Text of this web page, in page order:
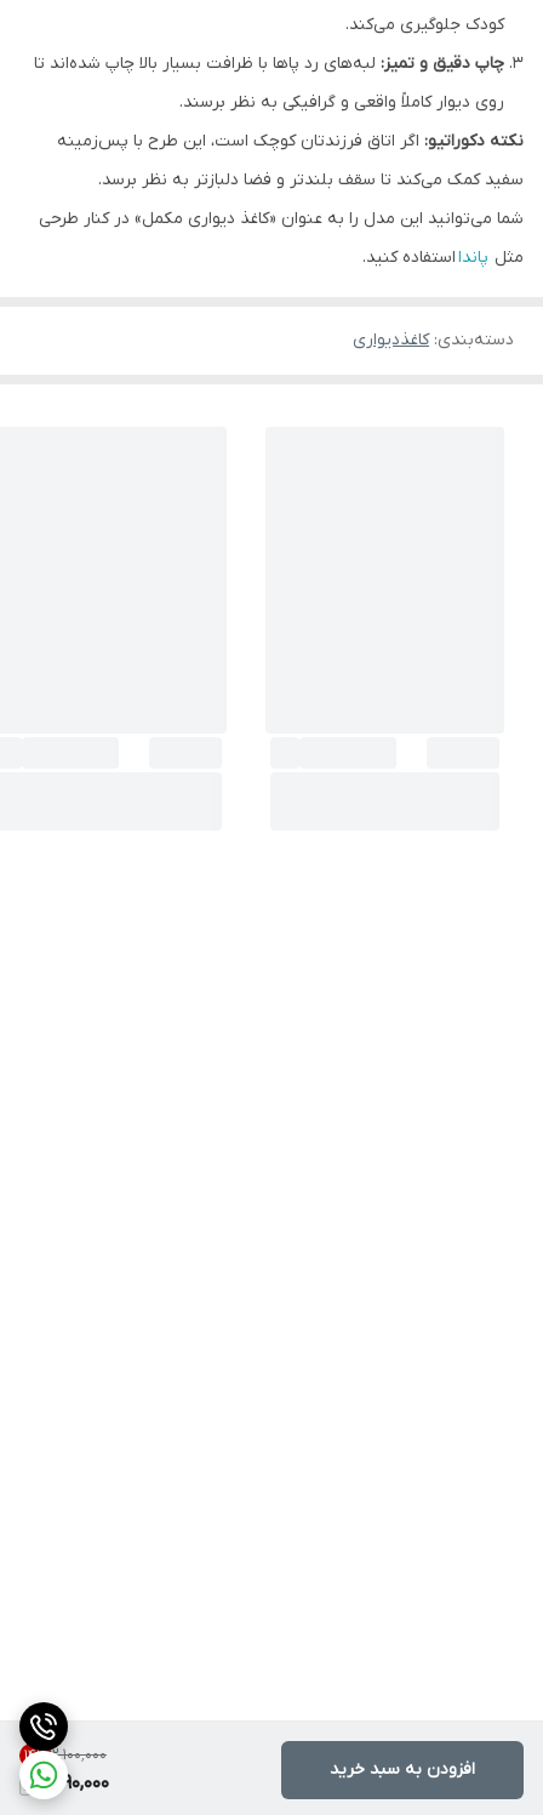
۲٬۱۰۰٬۰۰۰ 14%
1,790,000
افزودن به سبد خرید
کودک جلوگیری می‌کند.
چاپ دقیق و تمیز: لبه‌های رد پاها با ظرافت بسیار بالا چاپ شده‌اند تا
روی دیوار کاملاً واقعی و گرافیکی به نظر برسند.
نکته دکوراتیو: اگر اتاق فرزندتان کوچک است، این طرح با پس‌زمینه
سفید کمک می‌کند تا سقف بلندتر و فضا دلبازتر به نظر برسد.
شما می‌توانید این مدل را به عنوان «کاغذ دیواری مکمل» در کنار طرحی
مثل پاندااستفاده کنید.
دسته‌بندی:کاغذدیواری